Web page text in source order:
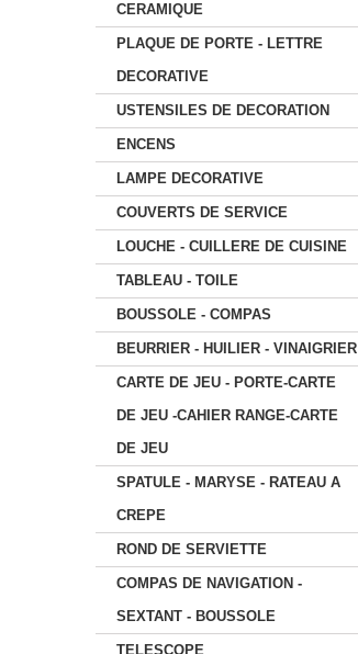
CERAMIQUE
PLAQUE DE PORTE - LETTRE
DECORATIVE
USTENSILES DE DECORATION
ENCENS
LAMPE DECORATIVE
COUVERTS DE SERVICE
LOUCHE - CUILLERE DE CUISINE
TABLEAU - TOILE
BOUSSOLE - COMPAS
BEURRIER - HUILIER - VINAIGRIER
CARTE DE JEU - PORTE-CARTE
DE JEU -CAHIER RANGE-CARTE
DE JEU
SPATULE - MARYSE - RATEAU A
CREPE
ROND DE SERVIETTE
COMPAS DE NAVIGATION -
SEXTANT - BOUSSOLE
TELESCOPE